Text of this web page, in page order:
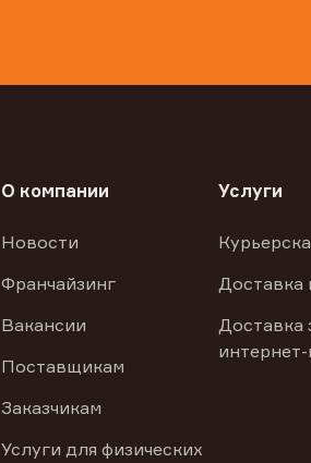
О компании
Новости
Франчайзинг
Вакансии
Поставщикам
Заказчикам
Услуги для физических
Услуги
Доставка
Доставка